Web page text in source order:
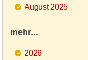
August 2025
mehr...
2026